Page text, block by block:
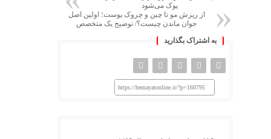
پوک می‌شود
از ریزش مو تا چین و چروک پوست؛ اولین اصل
جوان ماندن چیست؟/ توضیح یک متخصص
به اشتراک بگذارید
https://hemayatonline.ir/?p=160795